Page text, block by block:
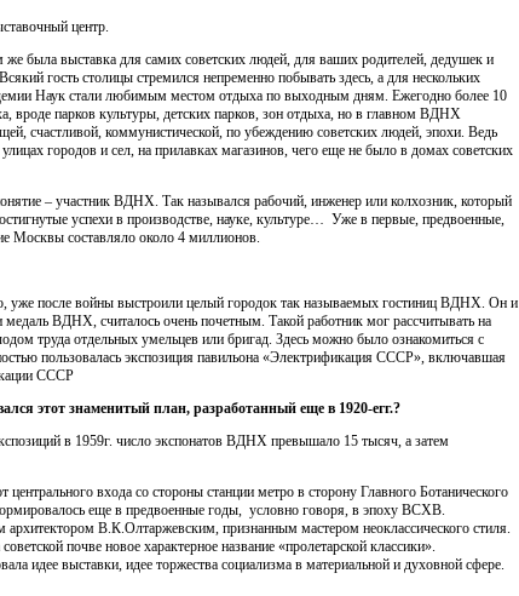
центр.
была выставка для самих советских людей, для ваших родителей, дедушек и
гость столицы стремился непременно побывать здесь, а для нескольких
Наук стали любимым местом отдыха по выходным дням. Ежегодно более 10
вроде парков культуры, детских парков, зон отдыха, но в главном ВДНХ
счастливой, коммунистической, по убеждению советских людей, эпохи. Ведь
городов и сел, на прилавках магазинов, чего еще не было в домах советских
– участник ВДНХ. Так назывался рабочий, инженер или колхозник, который
успехи в производстве, науке, культуре… Уже в первые, предвоенные,
Москвы составляло около 4 миллионов.
после войны выстроили целый городок так называемых гостиниц ВДНХ. Он и
ВДНХ, считалось очень почетным. Такой работник мог рассчитывать на
труда отдельных умельцев или бригад. Здесь можно было ознакомиться с
пользовалась экспозиция павильона «Электрификация СССР», включавшая
СССР
этот знаменитый план, разработанный еще в 1920-егг.?
в 1959г. число экспонатов ВДНХ превышало 15 тысяч, а затем
входа со стороны станции метро в сторону Главного Ботанического
еще в предвоенные годы, условно говоря, в эпоху ВСХВ.
В.К.Олтаржевским, признанным мастером неоклассического стиля.
почве новое характерное название «пролетарской классики».
идее выставки, идее торжества социализма в материальной и духовной сфере.